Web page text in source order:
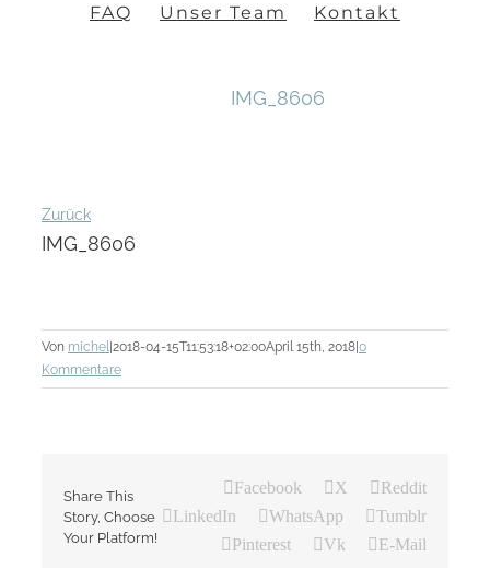
FAQ Unser Team Kontakt
IMG_8606
Zurück
IMG_8606
Von michel |2018-04-15T11:53:18+02:00April 15th, 2018|0
Kommentare
Share This
Story, Choose
Your Platform!
Facebook X
Reddit
LinkedIn
WhatsApp
Tumblr
Pinterest
Vk E-Mail